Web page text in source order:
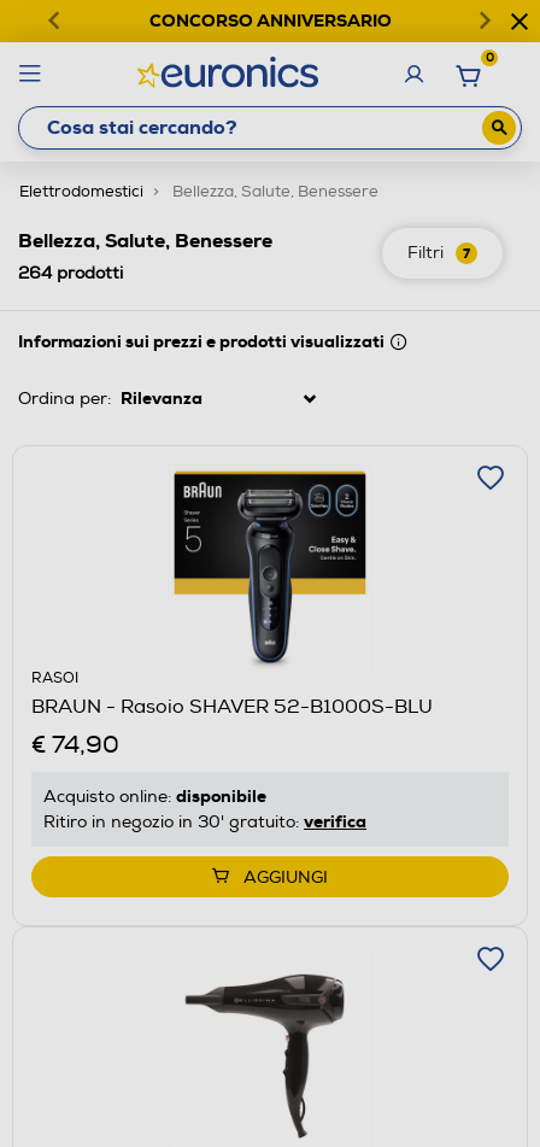
CONCORSO ANNIVERSARIO
0
Elettrodomestici Bellezza, Salute, Benessere
Filtri 7
Bellezza, Salute, Benessere
264prodotti
Informazioni sui prezzi e prodotti visualizzati
Ordina per:
RASOI
BRAUN - Rasoio SHAVER 52-B1000S-BLU
€ 74,90
Acquisto online: disponibile
Ritiro in negozio in 30' gratuito: verifica
AGGIUNGI